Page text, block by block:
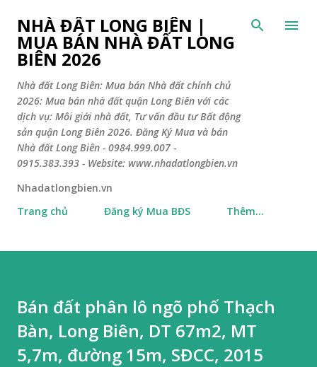
Chuyển đến nội dung chính
NHÀ ĐẤT LONG BIÊN |
MUA BÁN NHÀ ĐẤT LONG
BIÊN 2026
Nhà đất Long Biên: Mua bán Nhà đất chính chủ
2026: Mua bán nhà đất quận Long Biên với các
dịch vụ: Môi giới nhà đất, Tư vấn đầu tư Bất động
sản quận Long Biên 2026. Đăng Ký Mua và bán
Nhà đất Long Biên - 0984.999.007 -
0915.383.393 - Website: www.nhadatlongbien.vn
Nhadatlongbien.vn
Trang chủ
Đăng ký Mua BĐS Thêm…
Bán đất phân lô ngõ phố Thạch
Bàn, Long Biên, DT 67m2, MT
5,7m, đường 15m, SĐCC, 2015